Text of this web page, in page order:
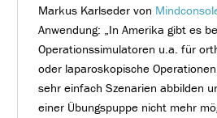
Markus Karlseder von
Anwendung: „In Amerika gibt es
Operationssimulatoren u.a. für
oder laparoskopische
sehr einfach Szenarien abbilden
einer Übungspuppe nicht mehr